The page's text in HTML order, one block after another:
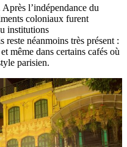
l’indépendance du
coloniaux furent
institutions
reste néanmoins très présent :
même dans certains cafés où
parisien.